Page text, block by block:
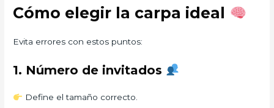
Cómo elegir la carpa ideal
Evita errores con estos puntos:
1. Número de invitados
Define el tamaño correcto.